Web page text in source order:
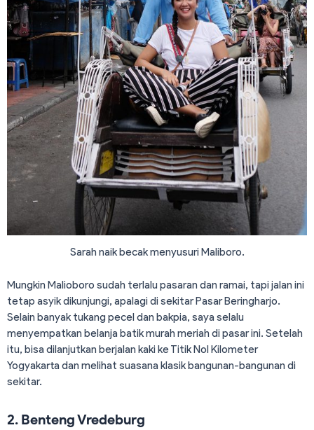
Sarah naik becak menyusuri Maliboro.
Mungkin Malioboro sudah terlalu pasaran dan ramai, tapi jalan ini
tetap asyik dikunjungi, apalagi di sekitar Pasar Beringharjo.
Selain banyak tukang pecel dan bakpia, saya selalu
menyempatkan belanja batik murah meriah di pasar ini. Setelah
itu, bisa dilanjutkan berjalan kaki ke Titik Nol Kilometer
Yogyakarta dan melihat suasana klasik bangunan-bangunan di
sekitar.
2. Benteng Vredeburg